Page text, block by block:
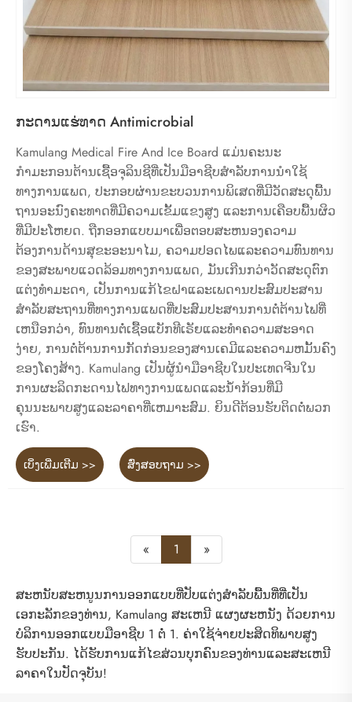
ກະດານແຮ່ທາດ Antimicrobial
Kamulang Medical Fire And Ice Board ແມ່ນຄະນະ
ກຳມະກອນຕ້ານເຊື້ອຈຸລິນຊີທີ່ເປັນມືອາຊີບສຳລັບການນຳໃຊ້
ທາງການແພດ, ປະກອບຜ່ານຂະບວນການພິເສດທີ່ມີວັດສະດຸພື້ນ
ຖານອະນົງຄະທາດທີ່ມີຄວາມເຂັ້ມແຂງສູງ ແລະການເຄືອບພື້ນຜິວ
ທີ່ມີປະໂຫຍດ. ຖືກອອກແບບມາເພື່ອຕອບສະຫນອງຄວາມ
ຕ້ອງການດ້ານສຸຂະອະນາໄມ, ຄວາມປອດໄພແລະຄວາມທົນທານ
ຂອງສະພາບແວດລ້ອມທາງການແພດ, ມັນເກີນກວ່າວັດສະດຸຕົກ
ແຕ່ງທໍາມະດາ, ເປັນການແກ້ໄຂຝາແລະເພດານປະສົມປະສານ
ສໍາລັບສະຖານທີ່ທາງການແພດທີ່ປະສົມປະສານການຕໍ່ຕ້ານໄຟທີ່
ເຫນືອກວ່າ, ທົນທານຕໍ່ເຊື້ອແບັກທີເຣັຍແລະທໍາຄວາມສະອາດ
ງ່າຍ, ການຕໍ່ຕ້ານການກັດກ່ອນຂອງສານເຄມີແລະຄວາມຫມັ້ນຄົງ
ຂອງໂຄງສ້າງ. Kamulang ເປັນຜູ້ນໍາມືອາຊີບໃນປະເທດຈີນໃນ
ການຜະລິດກະດານໄຟທາງການແພດແລະນໍ້າກ້ອນທີ່ມີ
ຄຸນນະພາບສູງແລະລາຄາທີ່ເຫມາະສົມ. ຍິນດີຕ້ອນຮັບຕິດຕໍ່ພວກ
ເຮົາ.
ເບິ່ງເພີ່ມເຕີມ >> ສົ່ງສອບຖາມ >>
« 1 »
ສະຫນັບສະຫນູນການອອກແບບທີ່ປັບແຕ່ງສໍາລັບພື້ນທີ່ທີ່ເປັນ
ເອກະລັກຂອງທ່ານ, Kamulang ສະເຫນີ ແຜງຜະຫນັງ ດ້ວຍການ
ບໍລິການອອກແບບມືອາຊີບ 1 ຕໍ່ 1. ຄ່າໃຊ້ຈ່າຍປະສິດທິພາບສູງ
ຮັບປະກັນ. ໄດ້ຮັບການແກ້ໄຂສ່ວນບຸກຄົນຂອງທ່ານແລະສະເຫນີ
ລາຄາໃນປັດຈຸບັນ!